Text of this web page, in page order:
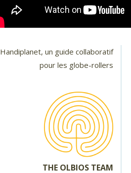
Handiplanet, un guide collaboratif
pour les globe-rollers
THE OLBIOS TEAM